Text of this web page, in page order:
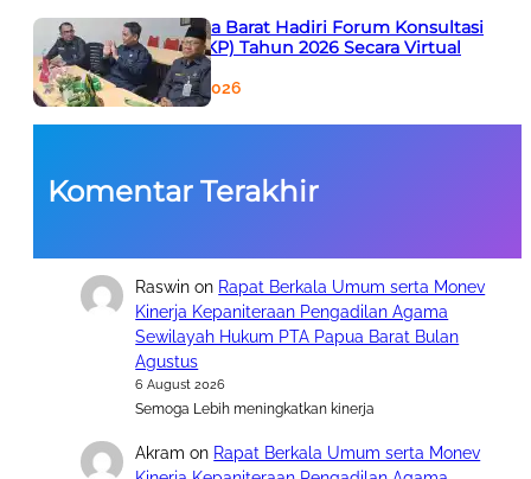
PTA Papua Barat Hadiri Forum Konsultasi
Publik (FKP) Tahun 2026 Secara Virtual
5 August 2026
Komentar Terakhir
Raswin on Rapat Berkala Umum serta Monev
Kinerja Kepaniteraan Pengadilan Agama
Sewilayah Hukum PTA Papua Barat Bulan
Agustus
6 August 2026
Semoga Lebih meningkatkan kinerja
Akram on Rapat Berkala Umum serta Monev